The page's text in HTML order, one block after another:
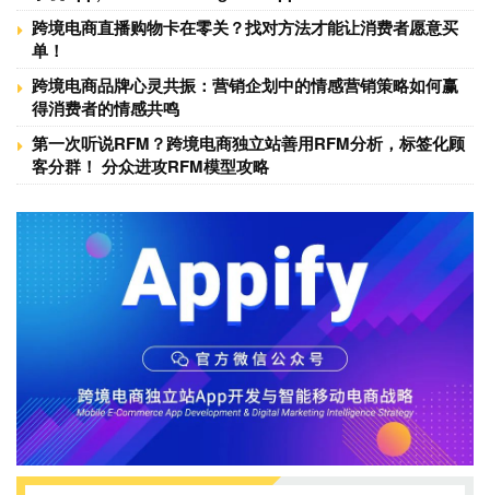
跨境电商直播购物卡在零关？找对方法才能让消费者愿意买
单！
跨境电商品牌心灵共振：营销企划中的情感营销策略如何赢
得消费者的情感共鸣
第一次听说RFM？跨境电商独立站善用RFM分析，标签化顾
客分群！ 分众进攻RFM模型攻略